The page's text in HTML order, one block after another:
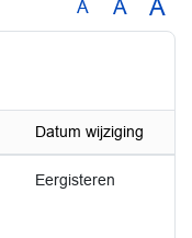
A A A
Datum wijziging
Eergisteren